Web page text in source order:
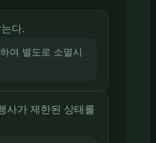
다.
여 별도로 소멸시
사가 제한된 상태를